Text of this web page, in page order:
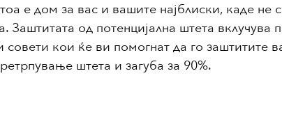
е дом за вас и вашите најблиски, каде не
од потенцијална штета вклучува
совети кои ќе ви помогнат да го заштитите
штета и загуба за 90%.